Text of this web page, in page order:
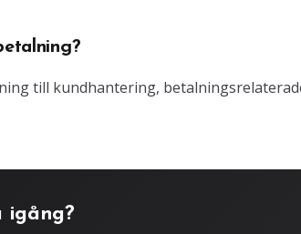
till kundhantering,
igång?